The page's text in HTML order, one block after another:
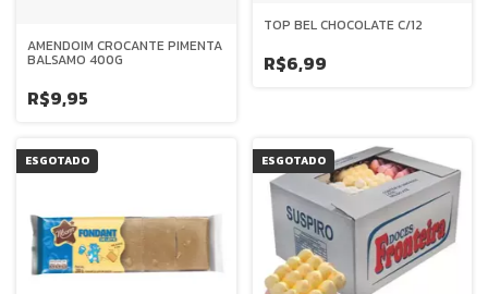
AMENDOIM CROCANTE PIMENTA
BALSAMO 400G
R$9,95
TOP BEL CHOCOLATE C/12
R$6,99
ESGOTADO ESGOTADO